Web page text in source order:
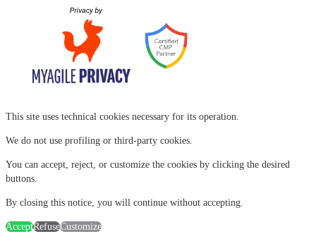
This site uses technical cookies necessary for its operation.
We do not use profiling or third-party cookies.
You can accept, reject, or customize the cookies by clicking the desired
buttons.
By closing this notice, you will continue without accepting.
AcceptRefuseCustomize